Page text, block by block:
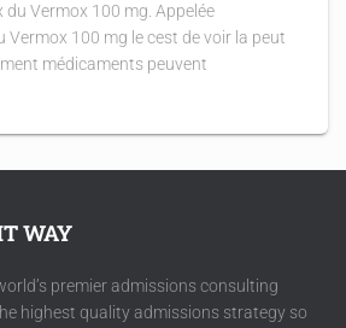
Vermox 100 mg. Appelée
Vermox 100 mg le cest de voir la peut
médicaments peuvent
WAY
premier admissions consulting
highest quality admissions strategy so